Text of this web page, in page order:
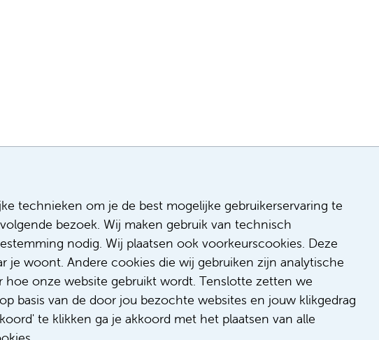
technieken om je de best mogelijke gebruikerservaring te
bezoek. Wij maken gebruik van technisch
nodig. Wij plaatsen ook voorkeurscookies. Deze
woont. Andere cookies die wij gebruiken zijn analytische
hoe onze website gebruikt wordt. Tenslotte zetten we
basis van de door jou bezochte websites en jouw klikgedrag
te klikken ga je akkoord met het plaatsen van alle
Solliciteren
Over ons
Diversiteit & inclusie
Gedragscode
Klacht/feedback
Compliment/suggestie